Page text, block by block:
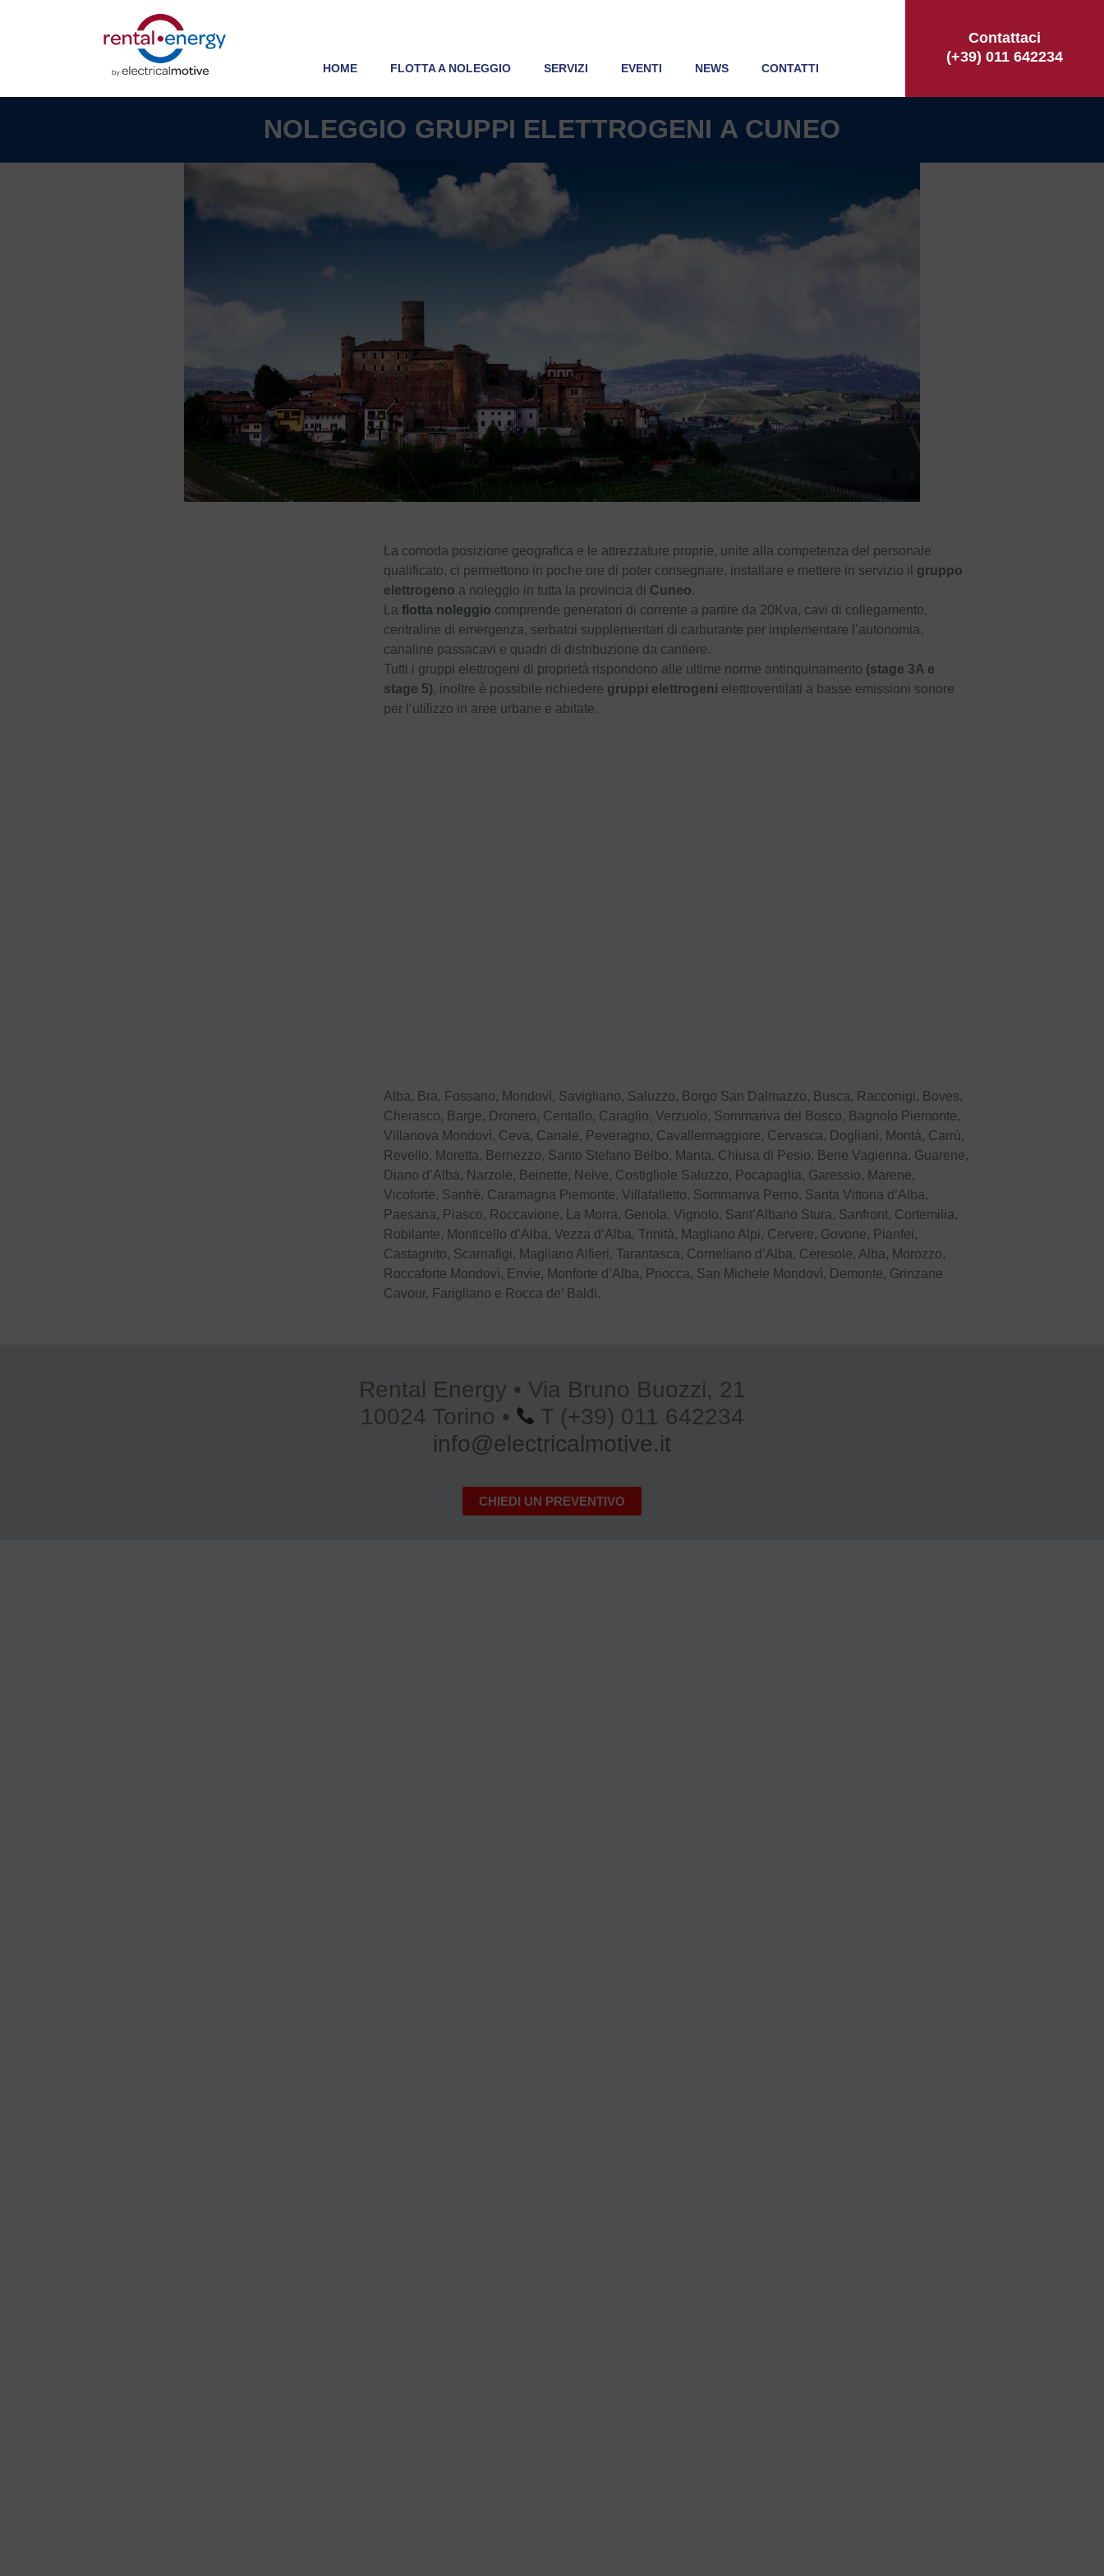
HOME FLOTTA A NOLEGGIO SERVIZI EVENTI NEWS CONTATTI
Contattaci
(+39) 011 642234
NOLEGGIO GRUPPI ELETTROGENI A CUNEO
La comoda posizione geografica e le attrezzature proprie, unite alla competenza del personale
qualificato, ci permettono in poche ore di poter consegnare, installare e mettere in servizio il gruppo
elettrogeno a noleggio in tutta la provincia di Cuneo.
La flotta noleggio comprende generatori di corrente a partire da 20Kva, cavi di collegamento,
centraline di emergenza, serbatoi supplementari di carburante per implementare l’autonomia,
canaline passacavi e quadri di distribuzione da cantiere.
Tutti i gruppi elettrogeni di proprietà rispondono alle ultime norme antinquinamento (stage 3A e
stage 5), inoltre è possibile richiedere gruppi elettrogeni elettroventilati a basse emissioni sonore
per l’utilizzo in aree urbane e abitate.
Alba, Bra, Fossano, Mondovì, Savigliano, Saluzzo, Borgo San Dalmazzo, Busca, Racconigi, Boves,
Cherasco, Barge, Dronero, Centallo, Caraglio, Verzuolo, Sommariva del Bosco, Bagnolo Piemonte,
Villanova Mondovì, Ceva, Canale, Peveragno, Cavallermaggiore, Cervasca, Dogliani, Montà, Carrù,
Revello, Moretta, Bernezzo, Santo Stefano Belbo, Manta, Chiusa di Pesio, Bene Vagienna, Guarene,
Diano d’Alba, Narzole, Beinette, Neive, Costigliole Saluzzo, Pocapaglia, Garessio, Marene,
Vicoforte, Sanfrè, Caramagna Piemonte, Villafalletto, Sommariva Perno, Santa Vittoria d’Alba,
Paesana, Piasco, Roccavione, La Morra, Genola, Vignolo, Sant’Albano Stura, Sanfront, Cortemilia,
Robilante, Monticello d’Alba, Vezza d’Alba, Trinità, Magliano Alpi, Cervere, Govone, Pianfei,
Castagnito, Scarnafigi, Magliano Alfieri, Tarantasca, Corneliano d’Alba, Ceresole, Alba, Morozzo,
Roccaforte Mondovì, Envie, Monforte d’Alba, Priocca, San Michele Mondovì, Demonte, Grinzane
Cavour, Farigliano e Rocca de’ Baldi.
Rental Energy • Via Bruno Buozzi, 21
10024 Torino •
T (+39) 011 642234
info@electricalmotive.it
CHIEDI UN PREVENTIVO